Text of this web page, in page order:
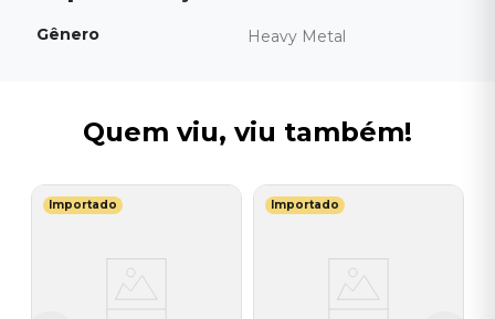
Gênero Heavy Metal
Quem viu, viu também!
Importado Importado